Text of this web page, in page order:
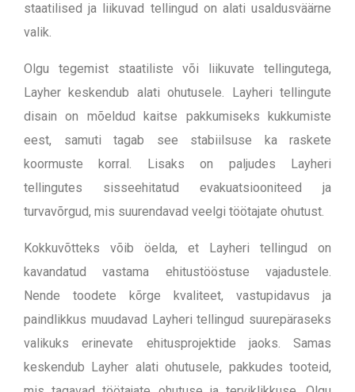
staatilised ja liikuvad tellingud on alati usaldusväärne
valik.
Olgu tegemist staatiliste või liikuvate tellingutega,
Layher keskendub alati ohutusele. Layheri tellingute
disain on mõeldud kaitse pakkumiseks kukkumiste
eest, samuti tagab see stabiilsuse ka raskete
koormuste korral. Lisaks on paljudes Layheri
tellingutes sisseehitatud evakuatsiooniteed ja
turvavõrgud, mis suurendavad veelgi töötajate ohutust.
Kokkuvõtteks võib öelda, et Layheri tellingud on
kavandatud vastama ehitustööstuse vajadustele.
Nende toodete kõrge kvaliteet, vastupidavus ja
paindlikkus muudavad Layheri tellingud suurepäraseks
valikuks erinevate ehitusprojektide jaoks. Samas
keskendub Layher alati ohutusele, pakkudes tooteid,